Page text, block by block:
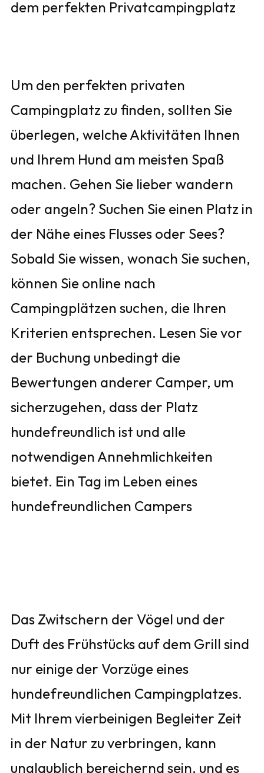
dem perfekten Privatcampingplatz
Um den perfekten privaten
Campingplatz zu finden, sollten Sie
überlegen, welche Aktivitäten Ihnen
und Ihrem Hund am meisten Spaß
machen. Gehen Sie lieber wandern
oder angeln? Suchen Sie einen Platz in
der Nähe eines Flusses oder Sees?
Sobald Sie wissen, wonach Sie suchen,
können Sie online nach
Campingplätzen suchen, die Ihren
Kriterien entsprechen. Lesen Sie vor
der Buchung unbedingt die
Bewertungen anderer Camper, um
sicherzugehen, dass der Platz
hundefreundlich ist und alle
notwendigen Annehmlichkeiten
bietet. Ein Tag im Leben eines
hundefreundlichen Campers
Das Zwitschern der Vögel und der
Duft des Frühstücks auf dem Grill sind
nur einige der Vorzüge eines
hundefreundlichen Campingplatzes.
Mit Ihrem vierbeinigen Begleiter Zeit
in der Natur zu verbringen, kann
unglaublich bereichernd sein, und es